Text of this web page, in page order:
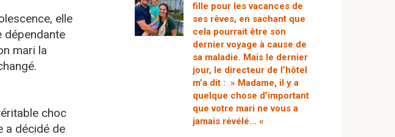
elle
dépendante
mari la
choc
a décidé de
fille pour les vacances de
ses rêves, en sachant que
cela pourrait être son
dernier voyage à cause de
sa maladie. Mais le dernier
jour, le directeur de l’hôtel
m’a dit : » Madame, il y a
quelque chose d’important
que votre mari ne vous a
jamais révélé… «